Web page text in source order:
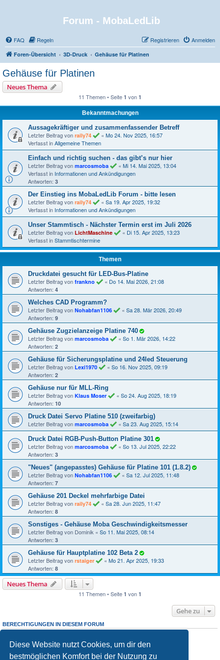
Diese Website nutzt Cookies, um dir den
bestmöglichen Komfort bei der Nutzung zu
Forum - MobaLedLib
FAQ Regeln Anmelden
Registrieren
Foren-Übersicht 3D-Druck Gehäuse für Platinen
Gehäuse für Platinen
Neues Thema
11 Themen • Seite 1 von 1
Bekanntmachungen
Aussagekräftiger und zusammenfassender Betreff
Letzter Beitrag von raily74 « Mo 24. Nov 2025, 16:57
Verfasst inAllgemeine Themen
Einfach und richtig suchen - das gibt’s nur hier
Letzter Beitrag von marcosmoba « Mi 14. Mai 2025, 13:04
Verfasst in Informationen und Ankündigungen
Antworten: 3
Der Einstieg ins MobaLedLib Forum - bitte lesen
Letzter Beitrag von raily74 « Sa 19. Apr 2025, 19:32
Verfasst in Informationen und Ankündigungen
Unser Stammtisch - Nächster Termin erst im Juli 2026
Letzter Beitrag von LichtMaschine « Di 15. Apr 2025, 13:23
Verfasst inStammtischtermine
Themen
Druckdatei gesucht für LED-Bus-Platine
Letzter Beitrag von frankno « Do 14. Mai 2026, 21:08
Antworten: 4
Welches CAD Programm?
Letzter Beitrag von Nohabfan1106 « Sa 28. Mär 2026, 20:49
Antworten: 9
Gehäuse Zugzielanzeige Platine 740
Letzter Beitrag von marcosmoba « So 1. Mär 2026, 14:22
Antworten: 2
Gehäuse für Sicherungsplatine und 24led Steuerung
Letzter Beitrag von Lexi1970 « So 16. Nov 2025, 09:19
Antworten: 2
Gehäuse nur für MLL-Ring
Letzter Beitrag von Klaus Moser « So 24. Aug 2025, 18:19
Antworten: 10
Druck Datei Servo Platine 510 (zweifarbig)
Letzter Beitrag von marcosmoba « Sa 23. Aug 2025, 15:14
Druck Datei RGB-Push-Button Platine 301
Letzter Beitrag von marcosmoba « So 13. Jul 2025, 22:22
Antworten: 3
"Neues" (angepasstes) Gehäuse für Platine 101 (1.8.2)
Letzter Beitrag von Nohabfan1106 « Sa 12. Jul 2025, 11:48
Antworten: 7
Gehäuse 201 Deckel mehrfarbige Datei
Letzter Beitrag von raily74 « Sa 28. Jun 2025, 11:47
Antworten: 8
Sonstiges - Gehäuse Moba Geschwindigkeitsmesser
Letzter Beitrag von Dominik « So 11. Mai 2025, 08:14
Antworten: 3
Gehäuse für Hauptplatine 102 Beta 2
Letzter Beitrag von rstaiger « Mo 21. Apr 2025, 19:33
Antworten: 8
Neues Thema
11 Themen • Seite 1 von 1
Gehe zu
BERECHTIGUNGEN IN DIESEM FORUM
Du darfst
neuen Themen in diesem Forum erstellen.
keine
Du darfst deine Beiträge in diesem Forumnichtändern.
Du darfst deine Beiträge in diesem Forum nicht löschen.